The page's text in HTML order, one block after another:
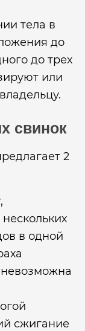
тела в
до
до трех
или
свинок
2
в одной
сжигание